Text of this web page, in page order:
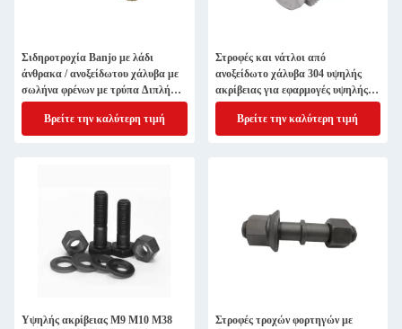
Σιδηροτροχία Banjo με λάδι
άνθρακα / ανοξείδωτου χάλυβα με
σωλήνα φρένων με τρύπα Διπλή
και μονή κούφια σιδηροτροχία
Βρείτε την καλύτερη τιμή
Στροφές και νάτλοι από
ανοξείδωτο χάλυβα 304 υψηλής
ακρίβειας για εφαρμογές υψηλής
θερμοκρασίας
Βρείτε την καλύτερη τιμή
Υψηλής ακρίβειας M9 M10 M38
Στροφές τροχών φορτηγών με